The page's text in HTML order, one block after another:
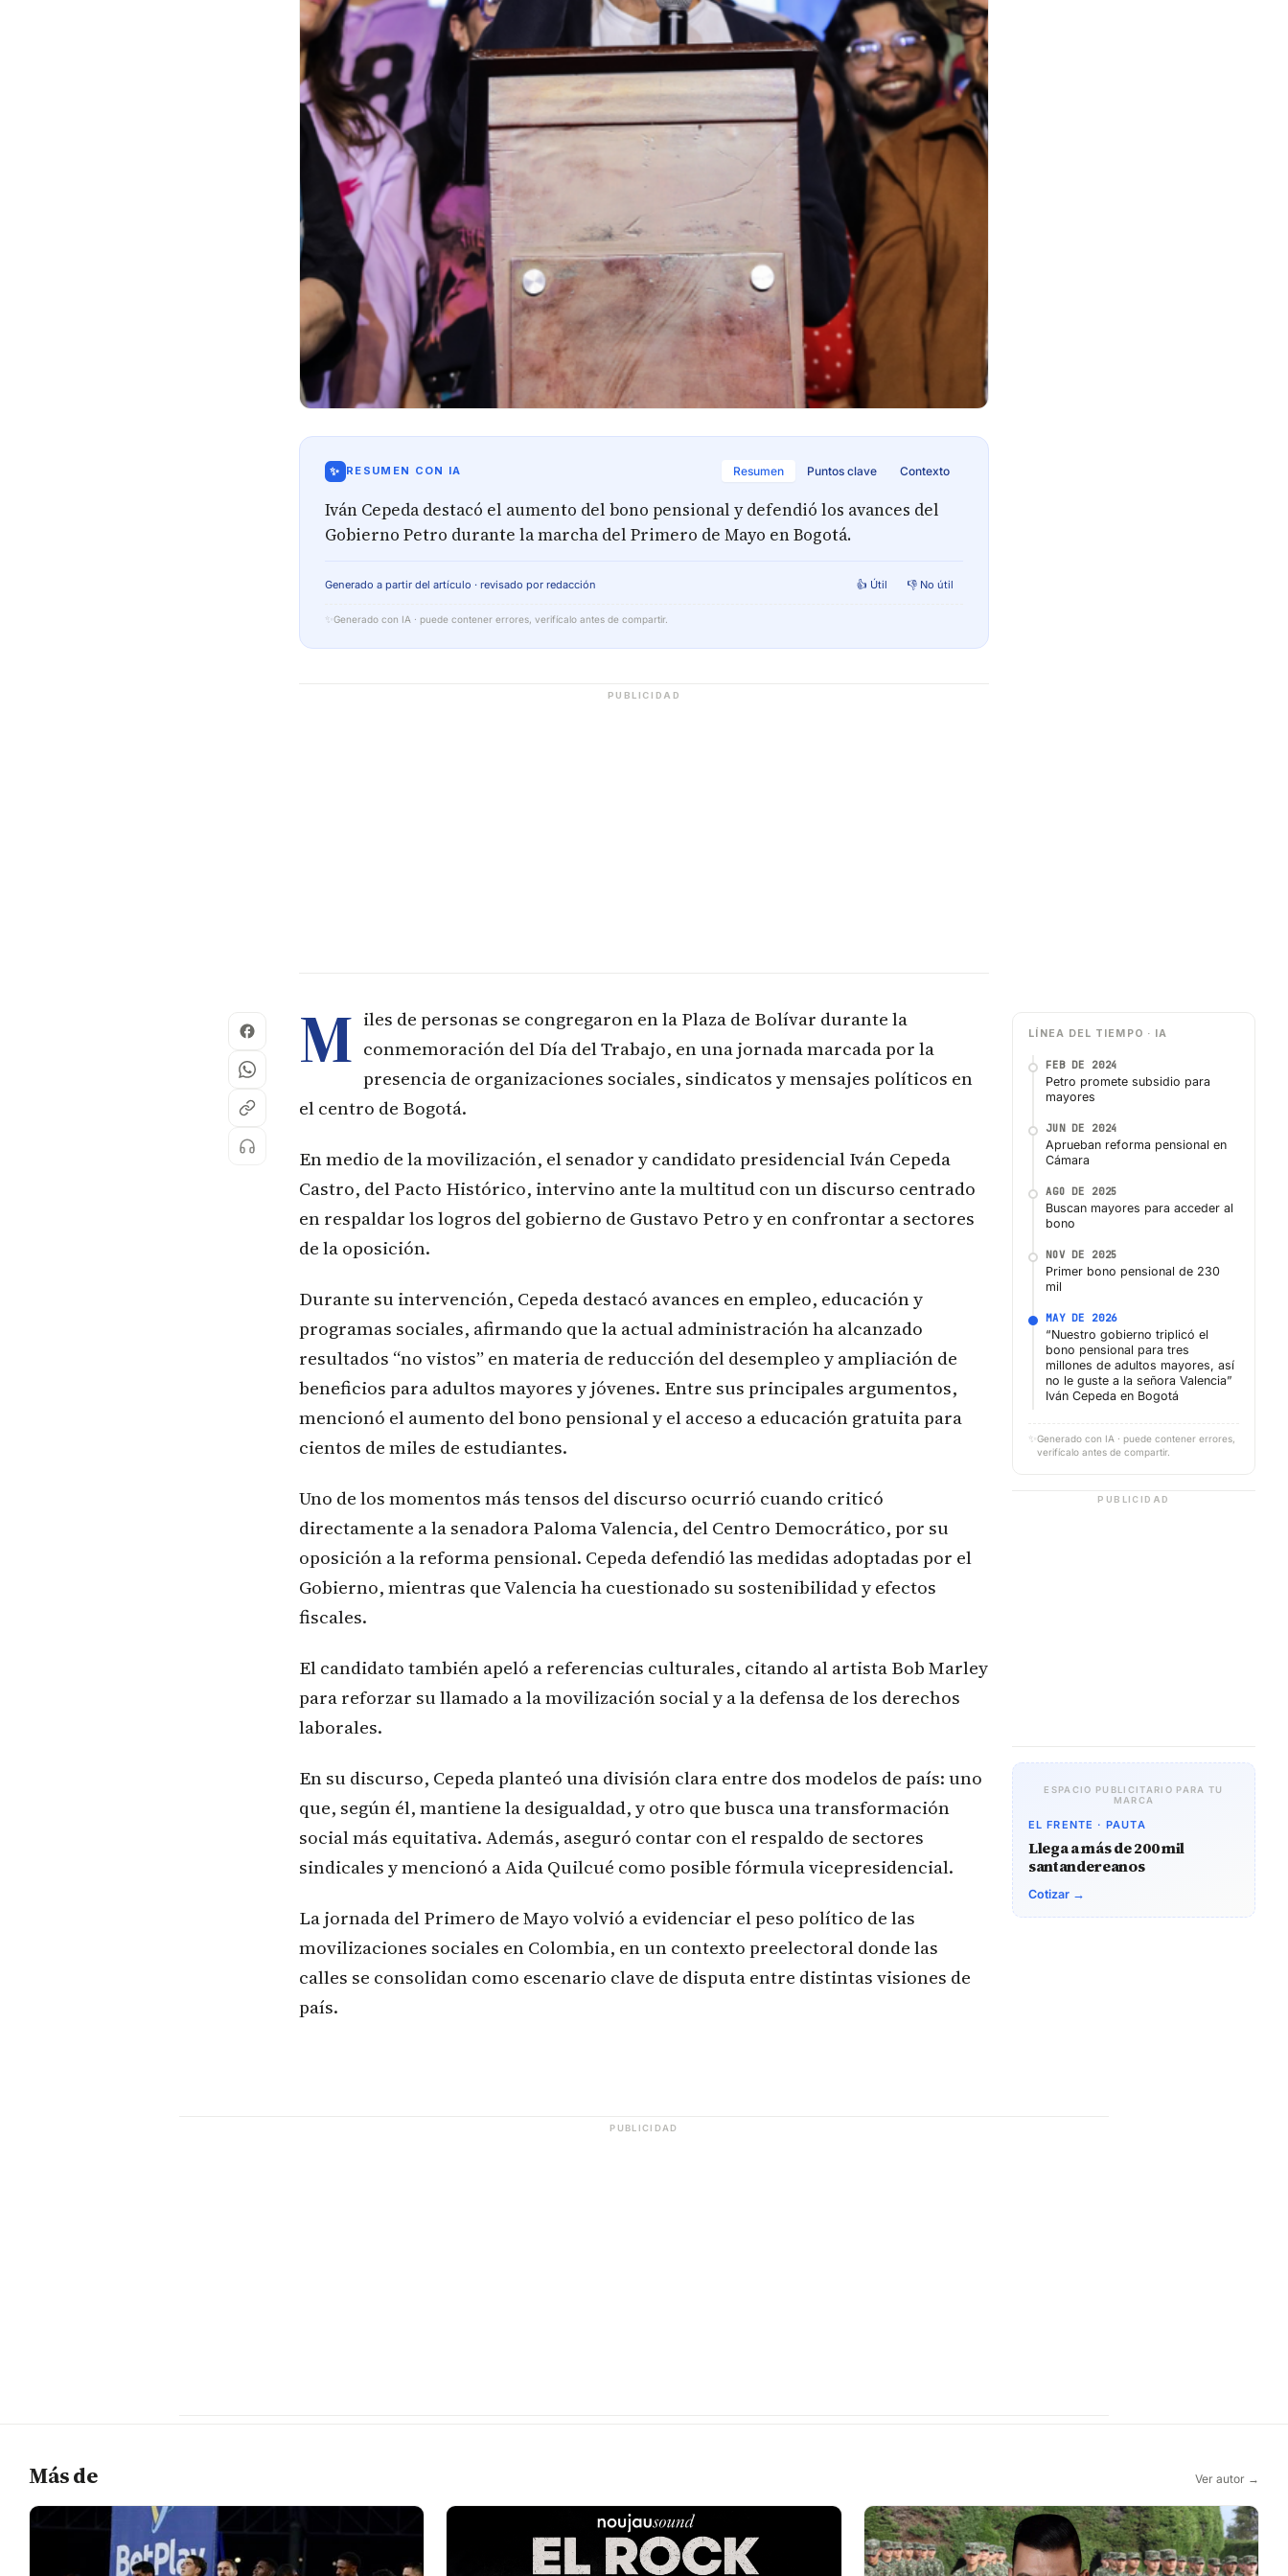
✨ RESUMEN CON IA Resumen Puntos clave Contexto
Iván Cepeda destacó el aumento del bono pensional y defendió los avances del
Gobierno Petro durante la marcha del Primero de Mayo en Bogotá.
Generado a partir del artículo · revisado por redacción 👍 Útil 👎 No útil
✨ Generado con IA · puede contener errores, verifícalo antes de compartir.
PUBLICIDAD
M iles de personas se congregaron en la Plaza de Bolívar durante la
conmemoración del Día del Trabajo, en una jornada marcada por la
presencia de organizaciones sociales, sindicatos y mensajes políticos en
el centro de Bogotá.
En medio de la movilización, el senador y candidato presidencial Iván Cepeda
Castro, del Pacto Histórico, intervino ante la multitud con un discurso centrado
en respaldar los logros del gobierno de Gustavo Petro y en confrontar a sectores
de la oposición.
Durante su intervención, Cepeda destacó avances en empleo, educación y
programas sociales, afirmando que la actual administración ha alcanzado
resultados “no vistos” en materia de reducción del desempleo y ampliación de
beneficios para adultos mayores y jóvenes. Entre sus principales argumentos,
mencionó el aumento del bono pensional y el acceso a educación gratuita para
cientos de miles de estudiantes.
Uno de los momentos más tensos del discurso ocurrió cuando criticó
directamente a la senadora Paloma Valencia, del Centro Democrático, por su
oposición a la reforma pensional. Cepeda defendió las medidas adoptadas por el
Gobierno, mientras que Valencia ha cuestionado su sostenibilidad y efectos
fiscales.
El candidato también apeló a referencias culturales, citando al artista Bob Marley
para reforzar su llamado a la movilización social y a la defensa de los derechos
laborales.
En su discurso, Cepeda planteó una división clara entre dos modelos de país: uno
que, según él, mantiene la desigualdad, y otro que busca una transformación
social más equitativa. Además, aseguró contar con el respaldo de sectores
sindicales y mencionó a Aida Quilcué como posible fórmula vicepresidencial.
La jornada del Primero de Mayo volvió a evidenciar el peso político de las
movilizaciones sociales en Colombia, en un contexto preelectoral donde las
calles se consolidan como escenario clave de disputa entre distintas visiones de
país.
LÍNEA DEL TIEMPO · IA
FEB DE 2024
Petro promete subsidio para
mayores
JUN DE 2024
Aprueban reforma pensional en
Cámara
AGO DE 2025
Buscan mayores para acceder al
bono
NOV DE 2025
Primer bono pensional de 230
mil
MAY DE 2026
“Nuestro gobierno triplicó el
bono pensional para tres
millones de adultos mayores, así
no le guste a la señora Valencia”
Iván Cepeda en Bogotá
✨ Generado con IA · puede contener errores,
verifícalo antes de compartir.
PUBLICIDAD
ESPACIO PUBLICITARIO PARA TU
MARCA
EL FRENTE · PAUTA
Llega a más de 200 mil
santandereanos
Cotizar →
PUBLICIDAD
Más de Ver autor →